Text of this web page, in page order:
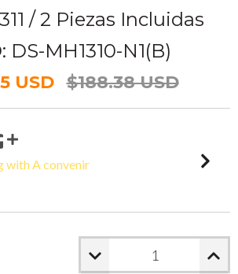
/ 2 Piezas Incluidas
DS-MH1310-N1(B)
USD $188.38 USD
with A convenir